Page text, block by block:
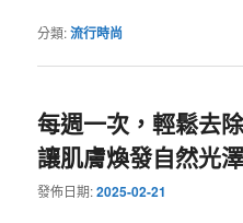
分類:流行時尚
每週一次，輕鬆去
讓肌膚煥發自然光澤
發佈日期:2025-02-21